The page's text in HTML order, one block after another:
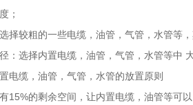
；
粗的一些电缆，油管，气管，水管等，
择内置电缆，油管，气管，水管等中 大
缆，油管，气管，水管的放置原则
的剩余空间，让内置电缆，油管等可以